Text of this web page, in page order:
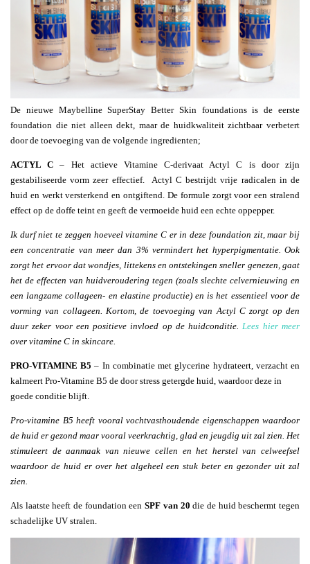
De nieuwe Maybelline SuperStay Better Skin foundations is de eerste
foundation die niet alleen dekt, maar de huidkwaliteit zichtbaar verbetert
door de toevoeging van de volgende ingredienten;
ACTYL C – Het actieve Vitamine C-derivaat Actyl C is door zijn
gestabiliseerde vorm zeer effectief. Actyl C bestrijdt vrije radicalen in de
huid en werkt versterkend en ontgiftend. De formule zorgt voor een stralend
effect op de doffe teint en geeft de vermoeide huid een echte oppepper.
Ik durf niet te zeggen hoeveel vitamine C er in deze foundation zit, maar bij
een concentratie van meer dan 3% vermindert het hyperpigmentatie. Ook
zorgt het ervoor dat wondjes, littekens en ontstekingen sneller genezen, gaat
het de effecten van huidveroudering tegen (zoals slechte celvernieuwing en
een langzame collageen- en elastine productie) en is het essentieel voor de
vorming van collageen. Kortom, de toevoeging van Actyl C zorgt op den
duur zeker voor een positieve invloed op de huidconditie.Lees hier meer
over vitamine C in skincare.
PRO-VITAMINE B5 – In combinatie met glycerine hydrateert, verzacht en
kalmeert Pro-Vitamine B5 de door stress getergde huid, waardoor deze in
goede conditie blijft.
Pro-vitamine B5 heeft vooral vochtvasthoudende eigenschappen waardoor
de huid er gezond maar vooral veerkrachtig, glad en jeugdig uit zal zien. Het
stimuleert de aanmaak van nieuwe cellen en het herstel van celweefsel
waardoor de huid er over het algeheel een stuk beter en gezonder uit zal
zien.
Als laatste heeft de foundation eenSPF van 20 die de huid beschermt tegen
schadelijke UV stralen.